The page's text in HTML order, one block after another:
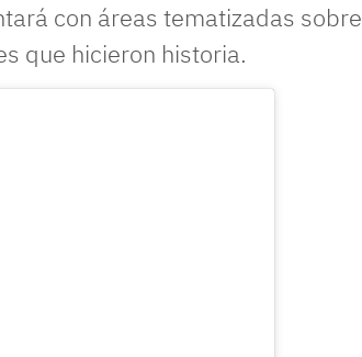
con áreas tematizadas sobre
que hicieron historia.